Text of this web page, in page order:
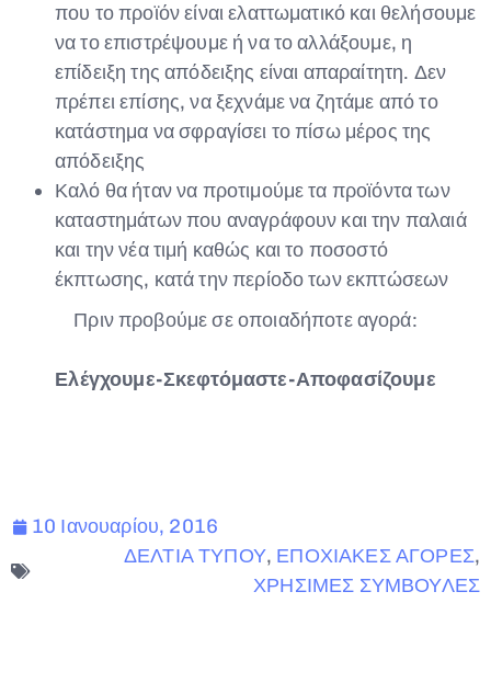
που το προϊόν είναι ελαττωματικό και θελήσουμε
να το επιστρέψουμε ή να το αλλάξουμε, η
επίδειξη της απόδειξης είναι απαραίτητη. Δεν
πρέπει επίσης, να ξεχνάμε να ζητάμε από το
κατάστημα να σφραγίσει το πίσω μέρος της
απόδειξης
Καλό θα ήταν να προτιμούμε τα προϊόντα των
καταστημάτων που αναγράφουν και την παλαιά
και την νέα τιμή καθώς και το ποσοστό
έκπτωσης, κατά την περίοδο των εκπτώσεων
Πριν προβούμε σε οποιαδήποτε αγορά:
Ελέγχουμε-Σκεφτόμαστε-Αποφασίζουμε
10 Ιανουαρίου, 2016
ΔΕΛΤΙΑ ΤΥΠΟΥ, ΕΠΟΧΙΑΚΕΣ ΑΓΟΡΕΣ,
ΧΡΗΣΙΜΕΣ ΣΥΜΒΟΥΛΕΣ